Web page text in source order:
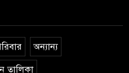
অন্যান্য
তালিকা